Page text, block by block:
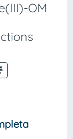
OM